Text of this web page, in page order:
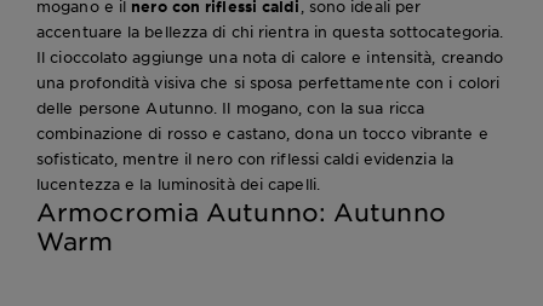
mogano e il nero con riflessi caldi , sono ideali per
accentuare la bellezza di chi rientra in questa sottocategoria.
Il cioccolato aggiunge una nota di calore e intensità, creando
una profondità visiva che si sposa perfettamente con i colori
delle persone Autunno. Il mogano, con la sua ricca
combinazione di rosso e castano, dona un tocco vibrante e
sofisticato, mentre il nero con riflessi caldi evidenzia la
lucentezza e la luminosità dei capelli.
Armocromia Autunno: Autunno
Warm